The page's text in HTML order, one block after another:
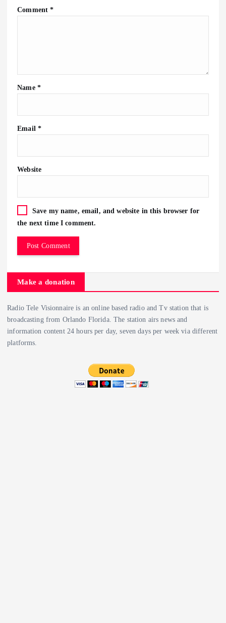
Comment*
Name *
Email *
Website
Save my name, email, and website in this browser for
the next time I comment.
Make a donation
Radio Tele Visionnaire is an online based radio and Tv station that is
broadcasting from Orlando Florida. The station airs news and
information content 24 hours per day, seven days per week via different
platforms.